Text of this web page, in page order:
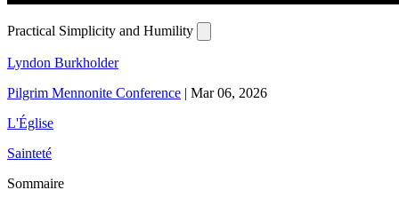
Practical Simplicity and Humility
Lyndon Burkholder
Pilgrim Mennonite Conference | Mar 06, 2026
L'Église
Sainteté
Sommaire